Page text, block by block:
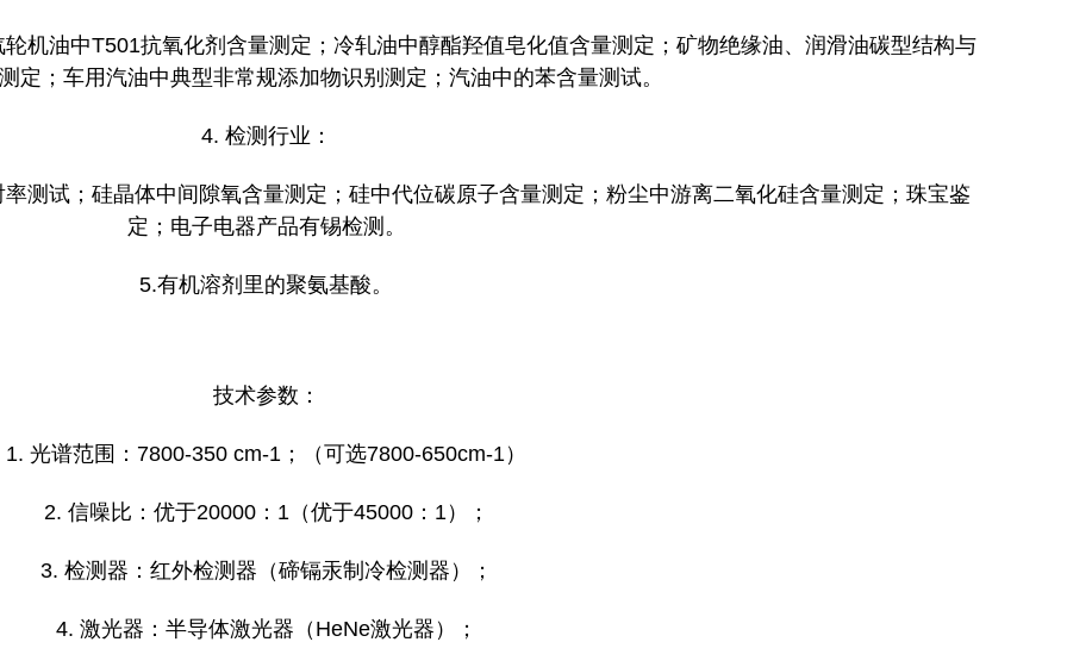
机油中T501抗氧化剂含量测定；冷轧油中醇酯羟值皂化值含量测定；矿物绝缘油、润滑油碳型结构与
定；车用汽油中典型非常规添加物识别测定；汽油中的苯含量测试。
4. 检测行业：
测试；硅晶体中间隙氧含量测定；硅中代位碳原子含量测定；粉尘中游离二氧化硅含量测定；珠宝鉴
定；电子电器产品有锡检测。
5.有机溶剂里的聚氨基酸。
技术参数：
1. 光谱范围：7800-350 cm-1；（可选7800-650cm-1）
2. 信噪比：优于20000：1（优于45000：1）；
3. 检测器：红外检测器（碲镉汞制冷检测器）；
4. 激光器：半导体激光器（HeNe激光器）；